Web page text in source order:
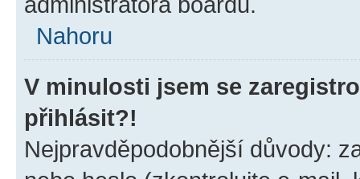
Nahoru
V minulosti jsem se
přihlásit?!
Nejpravděpodobnější důvody: